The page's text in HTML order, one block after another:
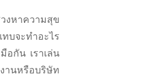
งหาความสุข
บจะทำอะไร
อกัน เราเล่น
านหรือบริษัท